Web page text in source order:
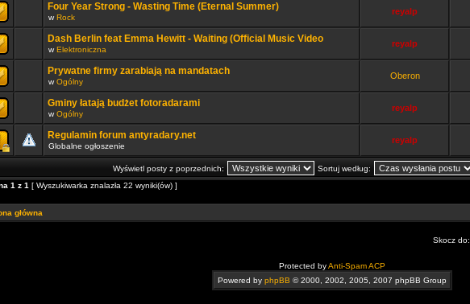
Four Year Strong - Wasting Time (Eternal Summer)
w Rock
reyalp
Dash Berlin feat Emma Hewitt - Waiting (Official Music Video
w Elektroniczna
reyalp
Prywatne firmy zarabiają na mandatach
w Ogólny
Oberon
Gminy łatają budżet fotoradarami
w Ogólny
reyalp
Regulamin forum antyradary.net
Globalne ogłoszenie
reyalp
Wyświetl posty z poprzednich:
Sortuj według:
1 z 1 [ Wyszukiwarka znalazła 22 wyniki(ów) ]
główna
Skocz do:
Protected byAnti-Spam ACP
Powered by phpBB © 2000, 2002, 2005, 2007 phpBB Group